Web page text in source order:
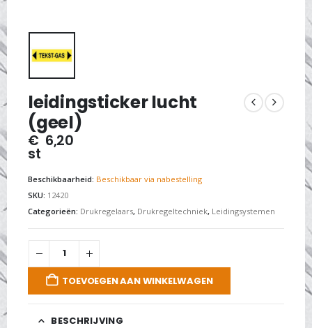
leidingsticker lucht
(geel)
€ 6,20
st
Beschikbaarheid: Beschikbaar via nabestelling
SKU: 12420
Categorieën: Drukregelaars, Drukregeltechniek, Leidingsystemen
TOEVOEGEN AAN WINKELWAGEN
BESCHRIJVING